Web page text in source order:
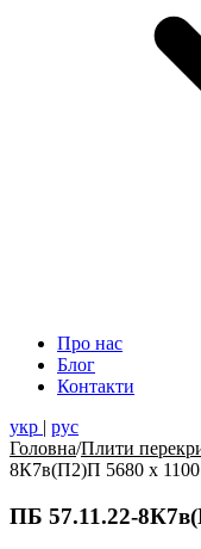
Про нас
Блог
Контакти
укр | рус
Головна/Плити
8К7в(П2)П 5680 х
ПБ 57.11.22-